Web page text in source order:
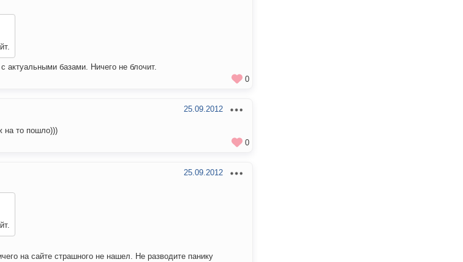
актуальными базами. Ничего не блочит.
0
25.09.2012
на то пошло)))
0
25.09.2012
на сайте страшного не нашел. Не разводите панику